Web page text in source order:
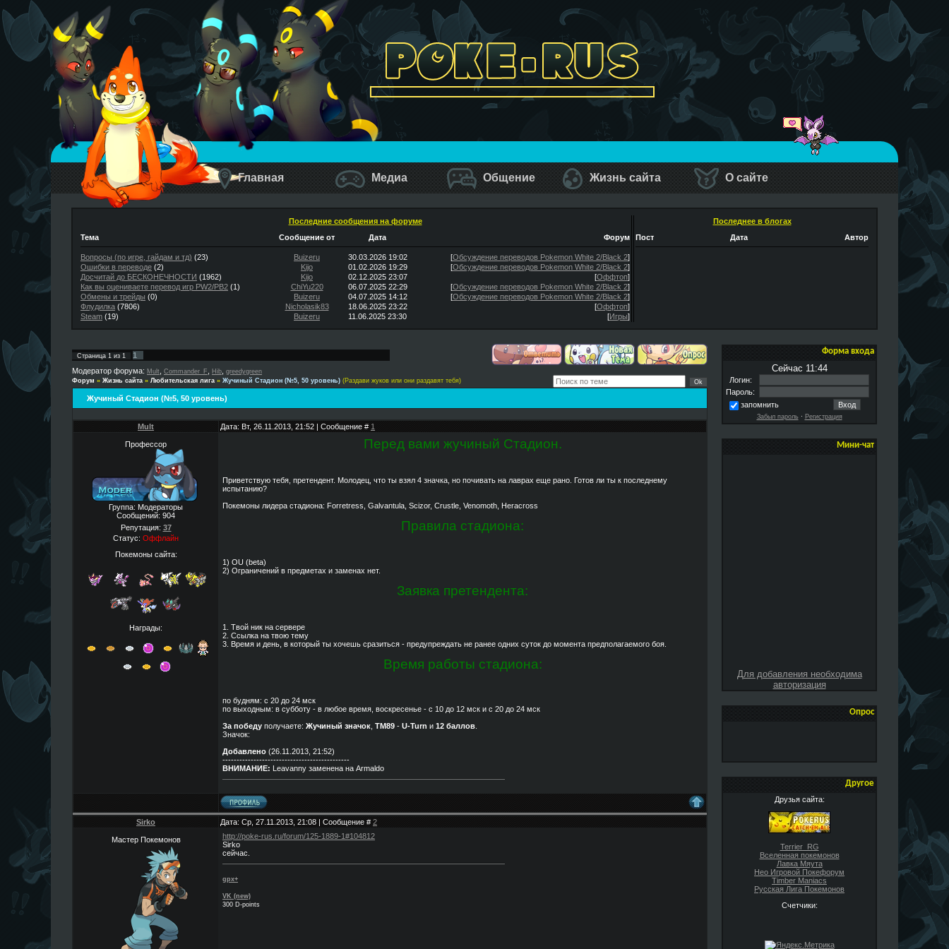
Главная Медиа Общение Жизнь сайта О сайте
Последние сообщения на форуме
Тема
Сообщение от Дата Форум
Вопросы (по игре, гайдам и тд) (23) Buizeru 30.03.2026 19:02 [Обсуждение переводов Pokemon White 2/Black 2]
Ошибки в переводе (2) Kijo 01.02.2026 19:29 [Обсуждение переводов Pokemon White 2/Black 2]
Досчитай до БЕСКОНЕЧНОСТИ (1962) Kijo 02.12.2025 23:07 [Оффтоп]
Как вы оцениваете перевод игр PW2/PB2 (1) ChiYu220 06.07.2025 22:29 [Обсуждение переводов Pokemon White 2/Black 2]
Обмены и трейды (0) Buizeru 04.07.2025 14:12 [Обсуждение переводов Pokemon White 2/Black 2]
Флудилка (7806) Nicholasik83 18.06.2025 23:22 [Оффтоп]
Steam (19) Buizeru 11.06.2025 23:30 [Игры]
Последнее в блогах
Пост
Дата Автор
Форма входа
Сейчас 11:44
Логин:
Пароль:
запомнить
Забыл пароль· Регистрация
Мини-чат
Для добавления необходима
авторизация
Опрос
Другое
Друзья сайта:
Terrier_RG
Вселенная покемонов
Лавка Мяута
Нео Игровой Покефорум
Timber Maniacs
Русская Лига Покемонов
Счетчики:
Страница 1 из 1
1
Модератор форума: Mult Commander_F Hib greedygreen
Форум » Жизнь сайта » Любительская лига » Жучиный Стадион (№5, 50 уровень) (Раздави жуков или они раздавят тебя)
Жучиный Стадион (№5, 50 уровень)
Mult Дата: Вт, 26.11.2013, 21:52 | Сообщение # 1
Профессор
Группа: Модераторы
Сообщений: 904
Репутация: 37
Статус: Оффлайн
Покемоны сайта:
Награды:
Перед вами жучиный Стадион.
Приветствую тебя, претендент. Молодец, что ты взял 4 значка, но почивать на лаврах еще рано. Готов ли ты к последнему
испытанию?
Покемоны лидера стадиона: Forretress, Galvantula, Scizor, Crustle, Venomoth, Heracross
Правила стадиона:
1) OU (beta)
2) Ограничений в предметах и заменах нет.
Заявка претендента:
1. Твой ник на сервере
2. Ссылка на твою тему
3. Время и день, в который ты хочешь сразиться - предупреждать не ранее одних суток до момента предполагаемого боя.
Время работы стадиона:
по будням: с 20 до 24 мск
по выходным: в субботу - в любое время, воскресенье - с 10 до 12 мск и с 20 до 24 мск
За победу получаете: Жучиный значок ТМ89 - U-Turn и 12 баллов
Значок:
Добавлено (26.11.2013, 21:52)
---------------------------------------------
ВНИМАНИЕ: Leavanny заменена на Armaldo
Sirko Дата: Ср, 27.11.2013, 21:08 | Сообщение # 2
Мастер Покемонов
http://poke-rus.ru/forum/125-1889-1#104812
Sirko
сейчас.
gpx+
VK (new)
300 D-points